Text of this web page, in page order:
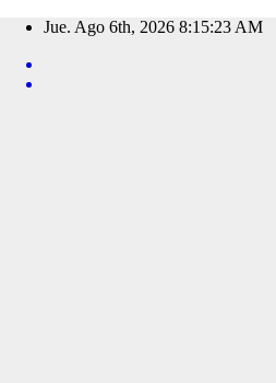
Saltar
contenido
Jue. Ago 6th, 2026 8:15:24 AM